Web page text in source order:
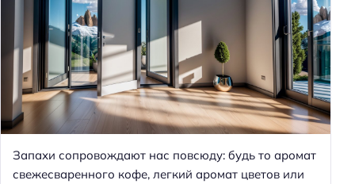
Запахи сопровождают нас повсюду: будь то аромат
свежесваренного кофе, легкий аромат цветов или